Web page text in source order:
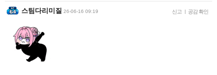
스팀다리미질 26-06-16 09:19 신고 | 공감 확인